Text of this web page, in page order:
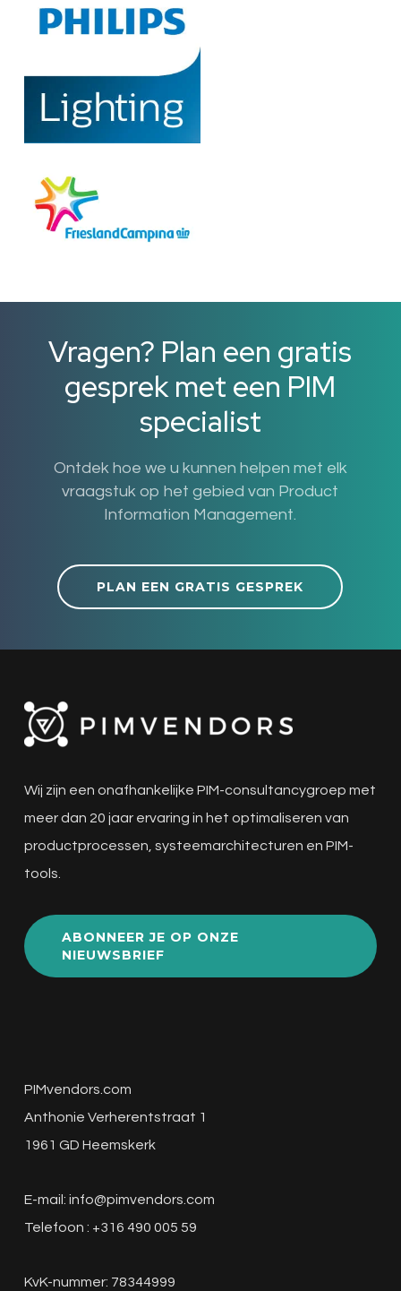
Vragen? Plan een gratis
gesprek met een PIM
specialist
Ontdek hoe we u kunnen helpen met elk
vraagstuk op het gebied van Product
Information Management.
PLAN EEN GRATIS GESPREK
Wij zijn een onafhankelijke PIM-consultancygroep met
meer dan 20 jaar ervaring in het optimaliseren van
productprocessen, systeemarchitecturen en PIM-
tools.
ABONNEER JE OP ONZE
NIEUWSBRIEF
PIMvendors.com
Anthonie Verherentstraat 1
1961 GD Heemskerk
E-mail: info@pimvendors.com
Telefoon : +316 490 005 59
KvK-nummer: 78344999